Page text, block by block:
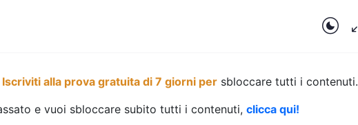
Iscriviti alla prova gratuita di 7 giorni per sbloccare tutti i contenuti.
e vuoi sbloccare subito tutti i contenuti, clicca qui!